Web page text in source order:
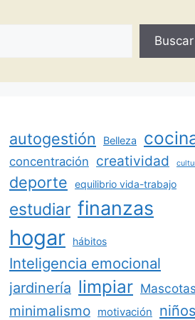
Buscar
autogestión Belleza
concentración creatividad
deporte equilibrio vida-trabajo
estudiar finanzas
hogar hábitos
Inteligencia emocional
jardinería limpiar Mascotas
minimalismo motivación niños